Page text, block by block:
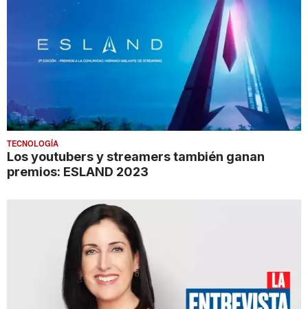
TECNOLOGÍA
Los youtubers y streamers también ganan
premios: ESLAND 2023